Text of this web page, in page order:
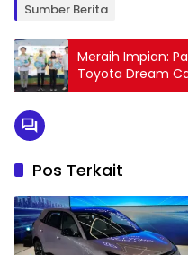
Sumber Berita
Meraih Impian:
Toyota Dream
Pos Terkait